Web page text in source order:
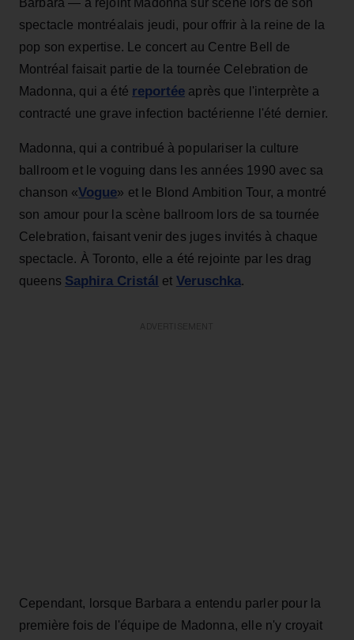
Barbara — a rejoint Madonna sur scène lors de son
spectacle montréalais jeudi, pour offrir à la reine de la
pop son expertise. Le concert au Centre Bell de
Montréal faisait partie de la tournée Celebration de
Madonna, qui a été reportée après que l'interprète a
contracté une grave infection bactérienne l'été dernier.
Madonna, qui a contribué à populariser la culture
ballroom et le voguing dans les années 1990 avec sa
chanson «Vogue» et le Blond Ambition Tour, a montré
son amour pour la scène ballroom lors de sa tournée
Celebration, faisant venir des juges invités à chaque
spectacle. À Toronto, elle a été rejointe par les drag
queens Saphira Cristál et Veruschka.
Cependant, lorsque Barbara a entendu parler pour la
première fois de l'équipe de Madonna, elle n'y croyait